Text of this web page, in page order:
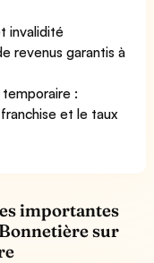
invalidité
revenus garantis à
:
et le taux
importantes
sur